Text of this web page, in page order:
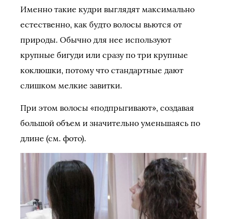
Именно такие кудри выглядят максимально
естественно, как будто волосы вьются от
природы. Обычно для нее используют
крупные бигуди или сразу по три крупные
коклюшки, потому что стандартные дают
слишком мелкие завитки.
При этом волосы «подпрыгивают», создавая
большой объем и значительно уменьшаясь по
длине (см. фото).